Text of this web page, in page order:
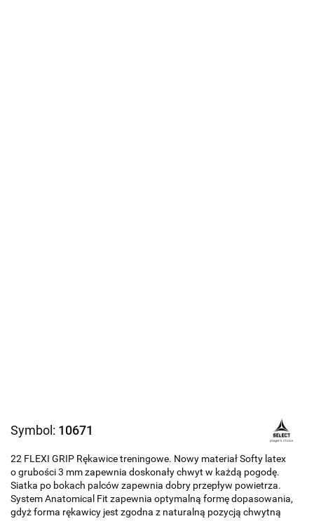
Symbol: 10671
22 FLEXI GRIP Rękawice treningowe. Nowy materiał Softy latex
o grubości 3 mm zapewnia doskonały chwyt w każdą pogodę.
Siatka po bokach palców zapewnia dobry przepływ powietrza.
System Anatomical Fit zapewnia optymalną formę dopasowania,
gdyż forma rękawicy jest zgodna z naturalną pozycją chwytną